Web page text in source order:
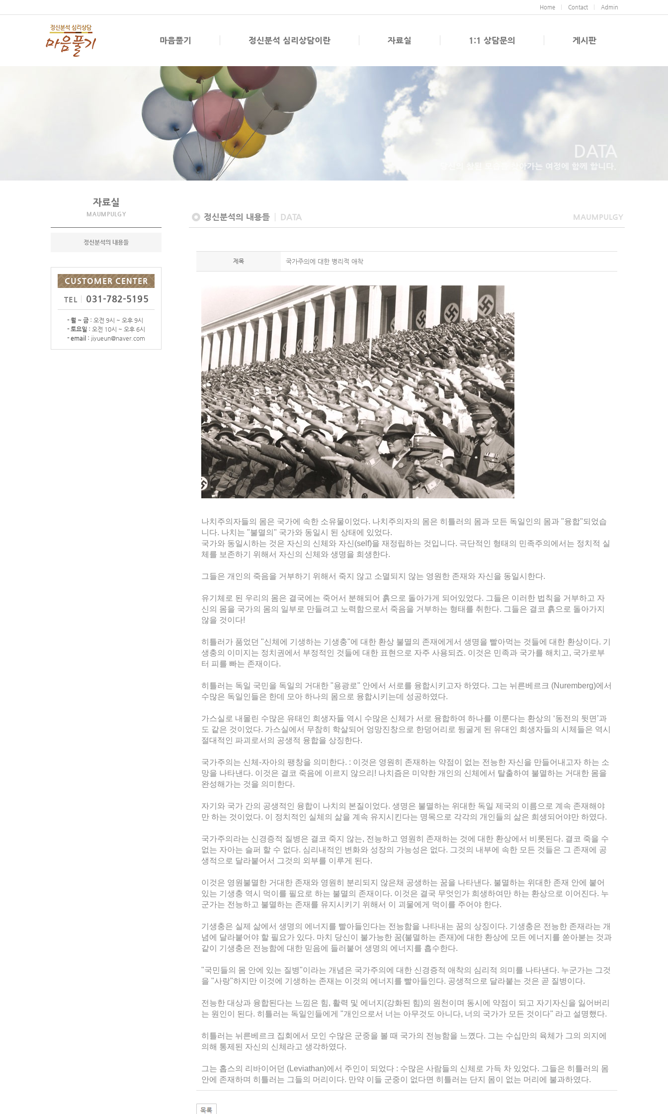
Home Contact Admin
마음풀기 정신분석 심리상담이란 자료실 1:1 상담문의 게시판
DATA
당신의 참된 모습을 찾아가는 여정에 함께 합니다.
자료실
MAUMPULGY
정신분석의 내용들
CUSTOMER CENTER
TEL 031-782-5195
- 월 ~ 금 : 오전 9시 ~ 오후 9시
- 토요일 : 오전 10시 ~ 오후 6시
- email : jiyueun@naver.com
정신분석의 내용들 DATA MAUMPULGY
제목 국가주의에 대한 병리적 애착
나치주의자들의 몸은 국가에 속한 소유물이었다. 나치주의자의 몸은 히틀러의 몸과 모든 독일인의 몸과 "융합"되었습
니다. 나치는 "불멸의" 국가와 동일시 된 상태에 있었다.
국가와 동일시하는 것은 자신의 신체와 자신(self)을 재정립하는 것입니다. 극단적인 형태의 민족주의에서는 정치적 실
체를 보존하기 위해서 자신의 신체와 생명을 희생한다.
그들은 개인의 죽음을 거부하기 위해서 죽지 않고 소멸되지 않는 영원한 존재와 자신을 동일시한다.
유기체로 된 우리의 몸은 결국에는 죽어서 분해되어 흙으로 돌아가게 되어있었다. 그들은 이러한 법칙을 거부하고 자
신의 몸을 국가의 몸의 일부로 만들려고 노력함으로서 죽음을 거부하는 형태를 취한다. 그들은 결코 흙으로 돌아가지
않을 것이다!
히틀러가 품었던 "신체에 기생하는 기생충"에 대한 환상 불멸의 존재에게서 생명을 빨아먹는 것들에 대한 환상이다. 기
생충의 이미지는 정치권에서 부정적인 것들에 대한 표현으로 자주 사용되죠. 이것은 민족과 국가를 해치고, 국가로부
터 피를 빠는 존재이다.
히틀러는 독일 국민을 독일의 거대한 "용광로" 안에서 서로를 융합시키고자 하였다. 그는 뉘른베르크 (Nuremberg)에서
수많은 독일인들은 한데 모아 하나의 몸으로 융합시키는데 성공하였다.
가스실로 내몰린 수많은 유태인 희생자들 역시 수많은 신체가 서로 융합하여 하나를 이룬다는 환상의 ‘동전의 뒷면’과
도 같은 것이었다. 가스실에서 무참히 학살되어 엉망진창으로 한덩어리로 뒹굴게 된 유대인 희생자들의 시체들은 역시
절대적인 파괴로서의 공생적 융합을 상징한다.
국가주의는 신체-자아의 팽창을 의미한다. : 이것은 영원히 존재하는 약점이 없는 전능한 자신을 만들어내고자 하는 소
망을 나타낸다. 이것은 결코 죽음에 이르지 않으리! 나치즘은 미약한 개인의 신체에서 탈출하여 불멸하는 거대한 몸을
완성해가는 것을 의미한다.
자기와 국가 간의 공생적인 융합이 나치의 본질이었다. 생명은 불멸하는 위대한 독일 제국의 이름으로 계속 존재해야
만 하는 것이었다. 이 정치적인 실체의 삶을 계속 유지시킨다는 명목으로 각각의 개인들의 삶은 희생되어야만 하였다.
국가주의라는 신경증적 질병은 결코 죽지 않는, 전능하고 영원히 존재하는 것에 대한 환상에서 비롯된다. 결코 죽을 수
없는 자아는 슬퍼 할 수 없다. 심리내적인 변화와 성장의 가능성은 없다. 그것의 내부에 속한 모든 것들은 그 존재에 공
생적으로 달라붙어서 그것의 외부를 이루게 된다.
이것은 영원불멸한 거대한 존재와 영원히 분리되지 않은채 공생하는 꿈을 나타낸다. 불멸하는 위대한 존재 안에 붙어
있는 기생충 역시 먹이를 필요로 하는 불멸의 존재이다. 이것은 결국 무엇인가 희생하여만 하는 환상으로 이어진다. 누
군가는 전능하고 불멸하는 존재를 유지시키기 위해서 이 괴물에게 먹이를 주어야 한다.
기생충은 실제 삶에서 생명의 에너지를 빨아들인다는 전능함을 나타내는 꿈의 상징이다. 기생충은 전능한 존재라는 개
념에 달라붙어야 할 필요가 있다. 마치 당신이 불가능한 꿈(불멸하는 존재)에 대한 환상에 모든 에너지를 쏟아붇는 것과
같이 기생충은 전능함에 대한 믿음에 들러붙어 생명의 에너지를 흡수한다.
"국민들의 몸 안에 있는 질병"이라는 개념은 국가주의에 대한 신경증적 애착의 심리적 의미를 나타낸다. 누군가는 그것
을 "사랑"하지만 이것에 기생하는 존재는 이것의 에너지를 빨아들인다. 공생적으로 달라붙는 것은 곧 질병이다.
전능한 대상과 융합된다는 느낌은 힘, 활력 및 에너지(강화된 힘)의 원천이며 동시에 약점이 되고 자기자신을 잃어버리
는 원인이 된다. 히틀러는 독일인들에게 "개인으로서 너는 아무것도 아니다, 너의 국가가 모든 것이다" 라고 설명했다.
히틀러는 뉘른베르크 집회에서 모인 수많은 군중을 볼 때 국가의 전능함을 느꼈다. 그는 수십만의 육체가 그의 의지에
의해 통제된 자신의 신체라고 생각하였다.
그는 홉스의 리바이어던 (Leviathan)에서 주인이 되었다 : 수많은 사람들의 신체로 가득 차 있었다. 그들은 히틀러의 몸
안에 존재하며 히틀러는 그들의 머리이다. 만약 이들 군중이 없다면 히틀러는 단지 몸이 없는 머리에 불과하였다.